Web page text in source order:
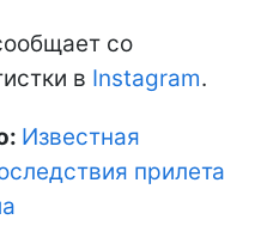
со
в Instagram.
Известная
прилета